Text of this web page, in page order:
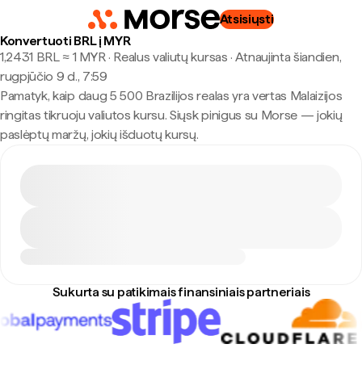
Atsisiųsti
Konvertuoti BRL į MYR
1,2431 BRL ≈ 1 MYR · Realus valiutų kursas · Atnaujinta šiandien,
rugpjūčio 9 d., 7:59
Pamatyk, kaip daug 5 500 Brazilijos realas yra vertas Malaizijos
ringitas tikruoju valiutos kursu. Siųsk pinigus su Morse — jokių
paslėptų maržų, jokių išduotų kursų.
Sukurta su patikimais finansiniais partneriais